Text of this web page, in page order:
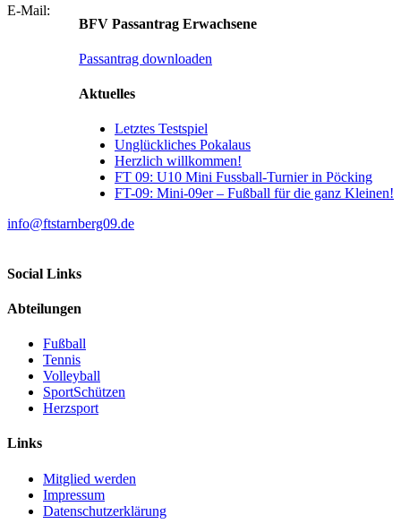
BFV Passantrag Erwachsene
Passantrag downloaden
Aktuelles
Letztes Testspiel
Unglückliches Pokalaus
Herzlich willkommen!
FT 09: U10 Mini Fussball-Turnier in Pöcking
FT-09: Mini-09er – Fußball für die ganz Kleinen!
E-Mail:
info@ftstarnberg09.de
Social Links
Abteilungen
Fußball
Tennis
Volleyball
SportSchützen
Herzsport
Links
Mitglied werden
Impressum
Datenschutzerklärung